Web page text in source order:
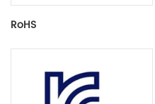
RoHS